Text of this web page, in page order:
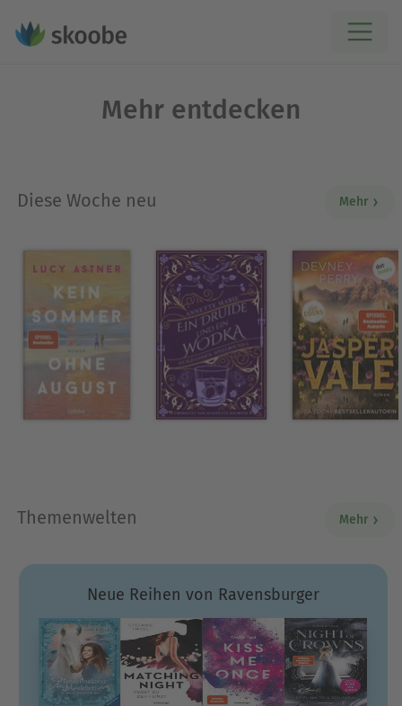
Mehr entdecken
Diese Woche neu Mehr
Themenwelten Mehr
Neue Reihen von Ravensburger